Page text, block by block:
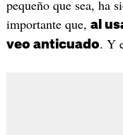
pequeño que sea, ha
importante que, al
veo anticuado. Y